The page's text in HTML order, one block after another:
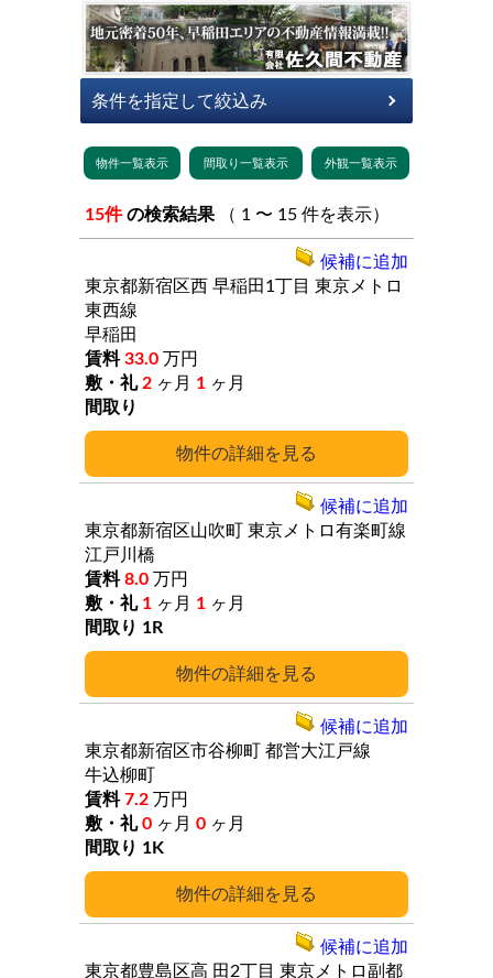
15件 の検索結果 （ 1 〜 15 件を表示）
詳細
東京都新宿区西 早稲田1丁目 東京メトロ
東西線
早稲田
33.0 万円
2 ヶ月 1 ヶ月
候補に追加
詳細
東京都新宿区山吹町 東京メトロ有楽町線
江戸川橋
8.0 万円
1 ヶ月 1 ヶ月
1R
候補に追加
詳細
東京都新宿区市谷柳町 都営大江戸線
牛込柳町
7.2 万円
0 ヶ月 0 ヶ月
1K
候補に追加
東京都豊島区高 田2丁目 東京メトロ副都
候補に追加